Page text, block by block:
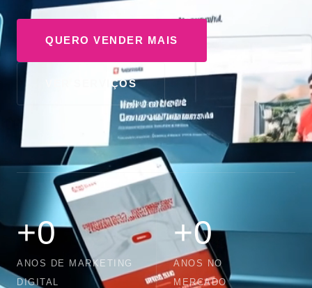
QUERO VENDER MAIS
VER SERVIÇOS
+0
ANOS DE MARKETING
DIGITAL
+0
ANOS NO
MERCADO